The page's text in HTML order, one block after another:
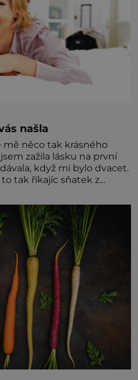
Je černý písek
roste zlo?
Gudžarát se nachází část
temnou pověst. Jistě k
této pláže. Proč má pláž
takové netypické zbarvení? Nakolik jsou pravd
našla
mě něco tak krásného
zažila lásku na první
když mi bylo dvacet.
tak říkajíc sňatek z
Toník byl dobře
nám oběma moc